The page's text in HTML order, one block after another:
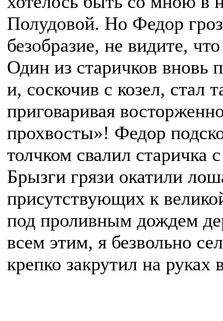
Полудовой. Но Федор
безобразие, не видите,
Один из старичков вновь
и, соскочив с козел, стал
приговаривая
прохвосты»! Федор
толчком свалил старичка
Брызги грязи окатили
присутствующих к
под проливным дождем
всем этим, я безвольно
крепко закрутил на